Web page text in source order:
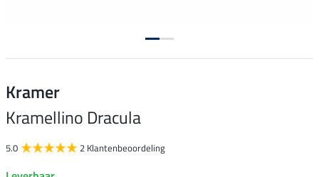
Kramer
Kramellino Dracula
5.0 2 Klantenbeoordeling